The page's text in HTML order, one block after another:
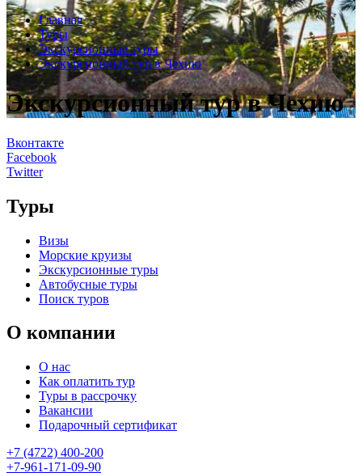
Главная
Туры
Экскурсионные туры
Экскурсионный тур в Чехию
Экскурсионный тур в Чехию
Вконтакте
Facebook
Twitter
Туры
Визы
Морские круизы
Экскурсионные туры
Автобусные туры
Поиск туров
О компании
О нас
Как оплатить тур
Туры в рассрочку
Вакансии
Подарочный сертификат
+7 (4722) 400-200
+7-961-171-09-90